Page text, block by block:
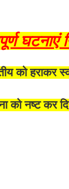
घटनाएं
को हराकर
को नष्ट कर